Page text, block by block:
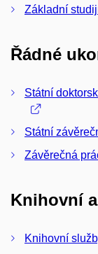
Základní
Řádné
Státní
Státní
Závěrečná
Knihovní
Knihovní